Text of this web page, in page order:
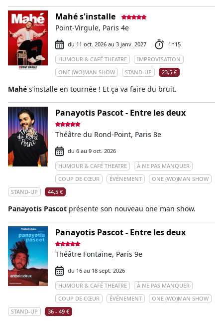
Mahé s'installe
Point-Virgule, Paris 4e
du 11 oct. 2026 au 3 janv. 2027
1h15
HUMOUR & CAFÉ THEATRE
IMPROVISATION
ONE (WO)MAN SHOW
STAND-UP 23,5 €
Mahé s’installe en tournée ! Et ça va faire du bruit.
Panayotis Pascot - Entre les deux
Théâtre du Rond-Point, Paris 8e
du 6 au 9 oct. 2026
HUMOUR & CAFÉ THEATRE
À NE PAS MANQUER
COUP DE CŒUR
ÉVÉNEMENT
ONE (WO)MAN SHOW
STAND-UP
44,5 €
Panayotis Pascot présente son nouveau one man show.
Panayotis Pascot - Entre les deux
Théâtre Fontaine, Paris 9e
du 16 au 18 sept. 2026
HUMOUR & CAFÉ THEATRE
À NE PAS MANQUER
COUP DE CŒUR
ÉVÉNEMENT
ONE (WO)MAN SHOW
STAND-UP
36 - 49 €